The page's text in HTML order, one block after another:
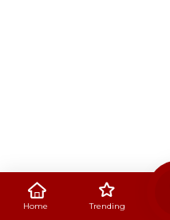
Home Trending